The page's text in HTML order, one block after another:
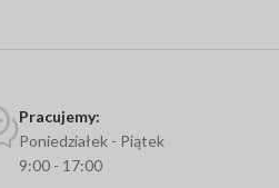
Pracujemy:
Poniedziałek - Piątek
9:00 - 17:00